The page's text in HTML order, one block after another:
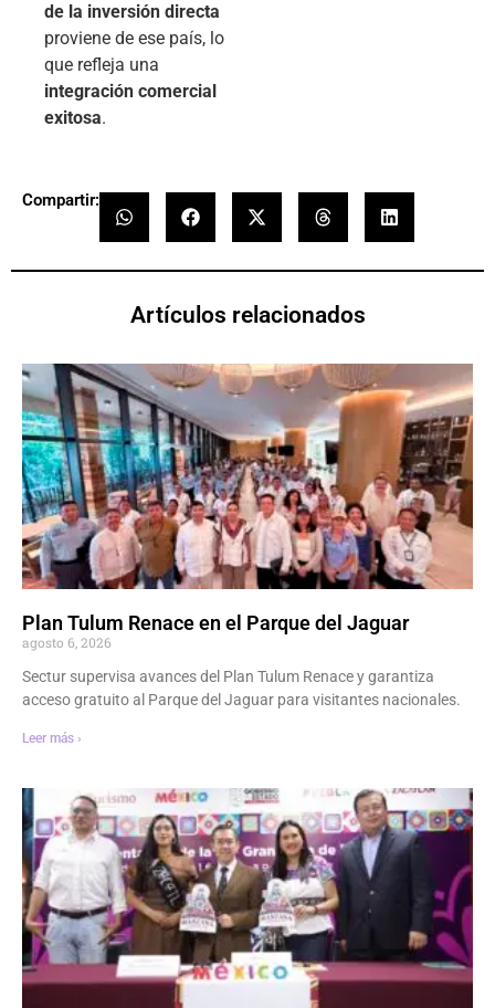
de la inversión directa
proviene de ese país, lo
que refleja una
integración comercial
exitosa.
Compartir:
Artículos relacionados
Plan Tulum Renace en el Parque del Jaguar
agosto 6, 2026
Sectur supervisa avances del Plan Tulum Renace y garantiza
acceso gratuito al Parque del Jaguar para visitantes nacionales.
Leer más ›